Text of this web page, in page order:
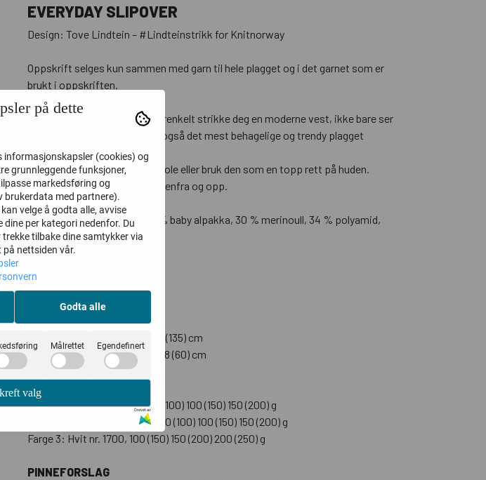
EVERYDAY SLIPOVER
Design: Tove Lindtein – #Lindteinstrikk for Knitnorway
Oppskrift selges kun sammen med garn til hele plagget og i det garnet som er
brukt i oppskriften.
Her kan du selv raskt og superenkelt strikke deg en moderne vest, ikke bare ser
den utrolig kul ut, men den er også det mest behagelige og trendy plagget
akkurat nå.
Kombiner den over skjorte, kjole eller bruk den som en topp rett på huden.
Strikkes med dobbel tråd, nedenfra og opp.
GARN Knitnorway Deilig
(36 % baby alpakka, 30 % merinoull, 34 % polyamid,
50 g / 130 m)
PLAGGETS MÅL
Overvidde 91 (100) 108 (118) 126 (135) cm
Hel lengde ca. 50 (52) 54 (56) 58 (60) cm
GARNFORBRUK
Farge 1: Lys grå nr. 1907, 100 (100) 100 (150) 150 (200) g
Farge 2: Lys beige nr. 1909, 100 (100) 100 (150) 150 (200) g
Farge 3: Hvit nr. 1700, 100 (150) 150 (200) 200 (250) g
PINNEFORSLAG
på dette
informasjonskapsler (cookies) og
grunnleggende funksjoner,
markedsføring og
brukerdata med partnere).
velge å godta alle, avvise
dine per kategori nedenfor. Du
tilbake dine samtykker via
på nettsiden vår.
Godta alle
Målrettet Egendefinert
valg
Drevet av